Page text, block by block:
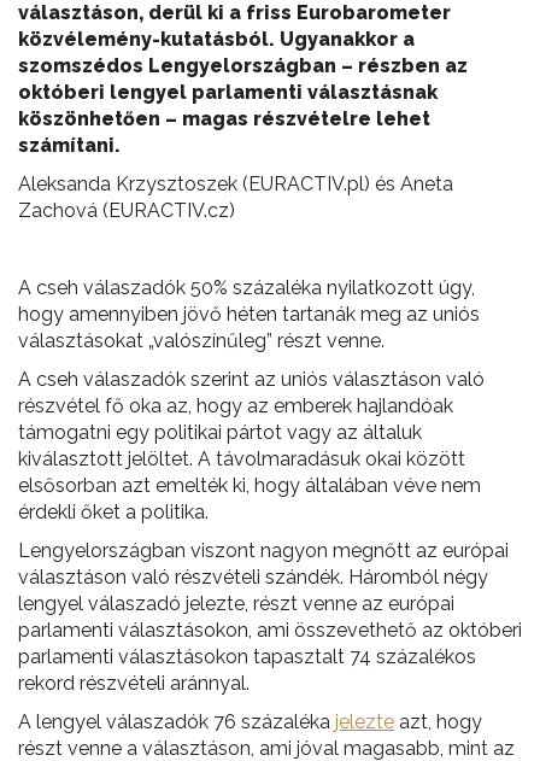
választáson, derül ki a friss Eurobarometer
közvélemény-kutatásból. Ugyanakkor a
szomszédos Lengyelországban – részben az
októberi lengyel parlamenti választásnak
köszönhetően – magas részvételre lehet
számítani.
Aleksanda Krzysztoszek (EURACTIV.pl) és Aneta
Zachová (EURACTIV.cz)
A cseh válaszadók 50% százaléka nyilatkozott úgy,
hogy amennyiben jövő héten tartanák meg az uniós
választásokat „valószínűleg” részt venne.
A cseh válaszadók szerint az uniós választáson való
részvétel fő oka az, hogy az emberek hajlandóak
támogatni egy politikai pártot vagy az általuk
kiválasztott jelöltet. A távolmaradásuk okai között
elsősorban azt emelték ki, hogy általában véve nem
érdekli őket a politika.
Lengyelországban viszont nagyon megnőtt az európai
választáson való részvételi szándék. Háromból négy
lengyel válaszadó jelezte, részt venne az európai
parlamenti választásokon, ami összevethető az októberi
parlamenti választásokon tapasztalt 74 százalékos
rekord részvételi aránnyal.
A lengyel válaszadók 76 százaléka jelezte azt, hogy
részt venne a választáson, ami jóval magasabb, mint az